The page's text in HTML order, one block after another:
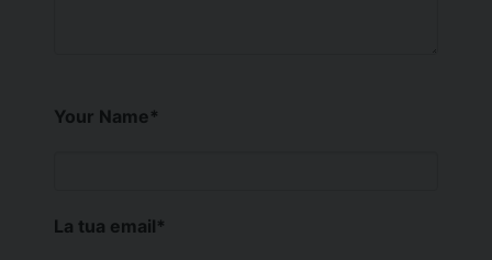
Your Name*
La tua email*